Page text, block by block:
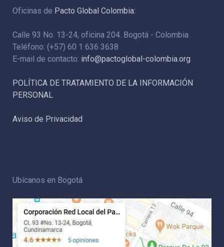
Oficinas de Pacto Global Colombia:
Calle 93 No. 13-24, oficina 204. Bogotá - Colombia
Teléfono: (+57) 60 1 636 3638
E-mail de contacto: info@pactoglobal-colombia.org
POLÍTICA DE TRATAMIENTO DE LA INFORMACIÓN
PERSONAL
Aviso de Privacidad
Ubícanos en Bogotá